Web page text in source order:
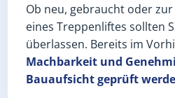
Ob neu, gebraucht oder
eines Treppenliftes sollten
überlassen. Bereits im
Machbarkeit und
Bauaufsicht geprüft